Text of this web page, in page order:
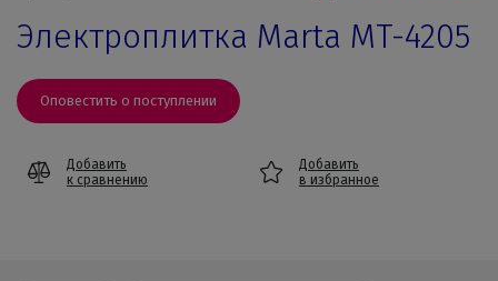
Электроплитка Marta MT-4205
Оповестить о поступлении
Добавить
к сравнению
Добавить
в избранное